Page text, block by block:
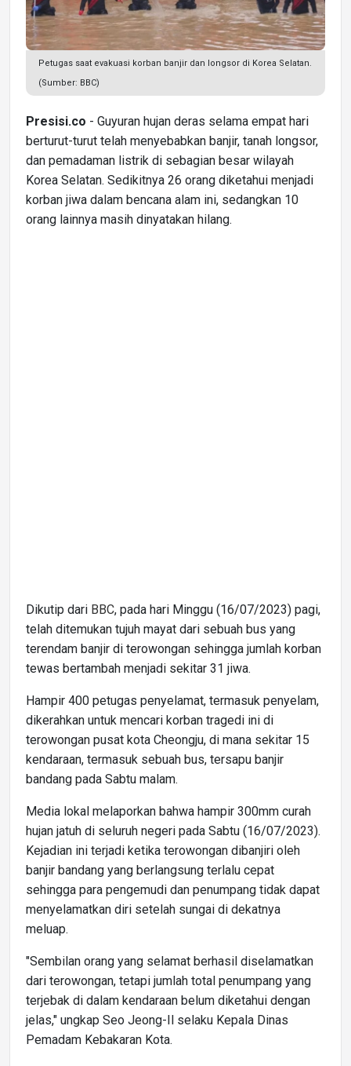
Petugas saat evakuasi korban banjir dan longsor di Korea Selatan.
(Sumber: BBC)
Presisi.co - Guyuran hujan deras selama empat hari
berturut-turut telah menyebabkan banjir, tanah longsor,
dan pemadaman listrik di sebagian besar wilayah
Korea Selatan. Sedikitnya 26 orang diketahui menjadi
korban jiwa dalam bencana alam ini, sedangkan 10
orang lainnya masih dinyatakan hilang.
Dikutip dari BBC, pada hari Minggu (16/07/2023) pagi,
telah ditemukan tujuh mayat dari sebuah bus yang
terendam banjir di terowongan sehingga jumlah korban
tewas bertambah menjadi sekitar 31 jiwa.
Hampir 400 petugas penyelamat, termasuk penyelam,
dikerahkan untuk mencari korban tragedi ini di
terowongan pusat kota Cheongju, di mana sekitar 15
kendaraan, termasuk sebuah bus, tersapu banjir
bandang pada Sabtu malam.
Media lokal melaporkan bahwa hampir 300mm curah
hujan jatuh di seluruh negeri pada Sabtu (16/07/2023).
Kejadian ini terjadi ketika terowongan dibanjiri oleh
banjir bandang yang berlangsung terlalu cepat
sehingga para pengemudi dan penumpang tidak dapat
menyelamatkan diri setelah sungai di dekatnya
meluap.
"Sembilan orang yang selamat berhasil diselamatkan
dari terowongan, tetapi jumlah total penumpang yang
terjebak di dalam kendaraan belum diketahui dengan
jelas," ungkap Seo Jeong-Il selaku Kepala Dinas
Pemadam Kebakaran Kota.